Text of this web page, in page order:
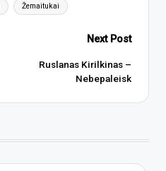
Žemaitukai
Next Post
Ruslanas Kirilkinas –
Nebepaleisk